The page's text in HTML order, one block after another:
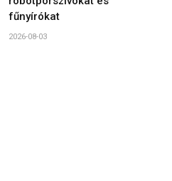
fűnyírókat
2026-08-03